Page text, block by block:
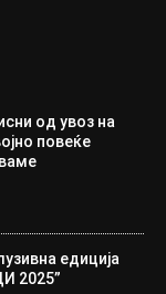
од увоз на
повеќе
едиција
2025”